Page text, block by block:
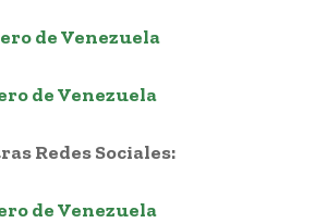
de Venezuela
de Venezuela
Redes Sociales:
de Venezuela